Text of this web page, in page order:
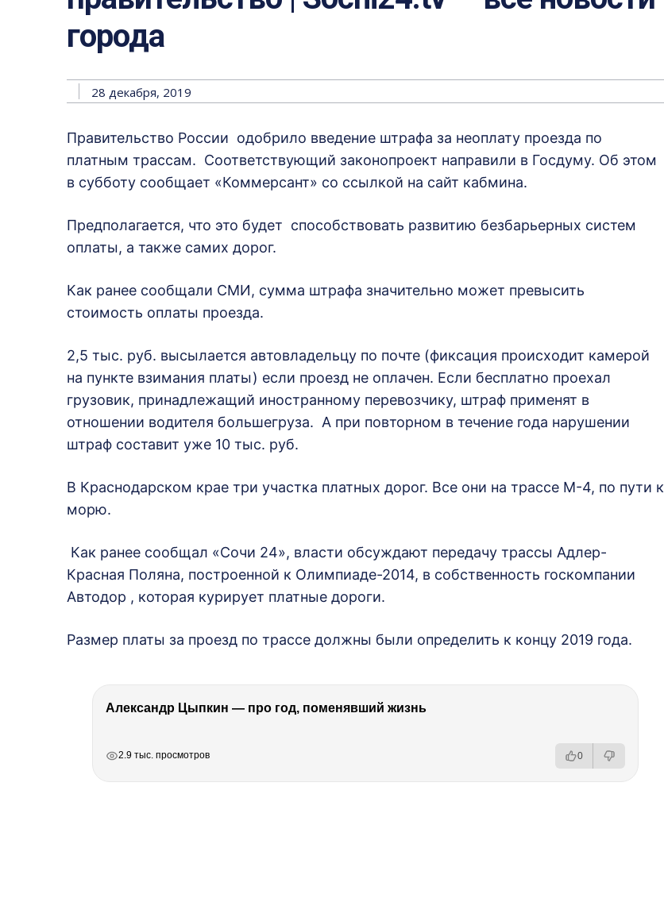
города
28 декабря, 2019
Правительство России одобрило введение штрафа за неоплату проезда по
платным трассам. Соответствующий законопроект направили в Госдуму. Об этом
в субботу сообщает «Коммерсант» со ссылкой на сайт кабмина.
Предполагается, что это будет способствовать развитию безбарьерных систем
оплаты, а также самих дорог.
Как ранее сообщали СМИ, сумма штрафа значительно может превысить
стоимость оплаты проезда.
2,5 тыс. руб. высылается автовладельцу по почте (фиксация происходит камерой
на пункте взимания платы) если проезд не оплачен. Если бесплатно проехал
грузовик, принадлежащий иностранному перевозчику, штраф применят в
отношении водителя большегруза. А при повторном в течение года нарушении
штраф составит уже 10 тыс. руб.
В Краснодарском крае три участка платных дорог. Все они на трассе М-4, по пути к
морю.
Как ранее сообщал «Сочи 24», власти обсуждают передачу трассы Адлер-
Красная Поляна, построенной к Олимпиаде-2014, в собственность госкомпании
Автодор , которая курирует платные дороги.
Размер платы за проезд по трассе должны были определить к концу 2019 года.
Александр Цыпкин — про год, поменявший жизнь
2.9 тыс. просмотров 0